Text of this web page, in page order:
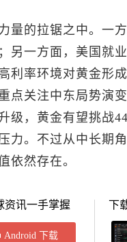
量的拉锯之中。一
另一方面，美国就
利率环境对黄金形
点关注中东局势演
级，黄金有望挑战
力。不过从中长期
依然存在。
资讯一手掌握
Android 下载
下